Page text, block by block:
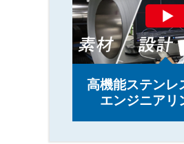
高機能ステンレ
エンジニアリ